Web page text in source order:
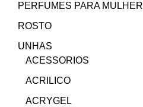
PERFUMES PARA MULHER
ROSTO
UNHAS
ACESSORIOS
ACRILICO
ACRYGEL